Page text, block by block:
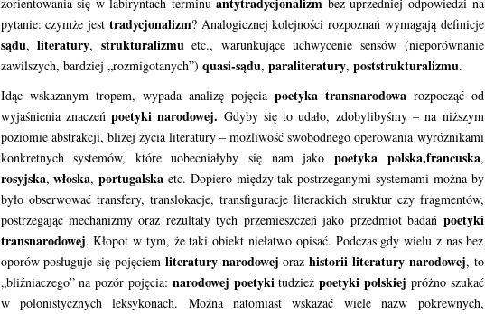
pytanie: czymże jest tradycjonalizm? Analogicznej kolejności rozpoznań wymagają definicje
sądu,literatury, strukturalizmuetc., warunkujące uchwycenie sensów (nieporównanie
zawilszych, bardziej „rozmigotanych”) quasi-sądu, paraliteratury, poststrukturalizmu.
Idąc wskazanym tropem, wypada analizę pojęcia poetyka transnarodowarozpocząć od
wyjaśnienia znaczeńpoetyki narodowej. Gdyby się to udało, zdobylibyśmy – na niższym
poziomie abstrakcji, bliżej życia literatury – możliwość swobodnego operowania wyróżnikami
konkretnych systemów, które uobecniałyby się nam jako poetyka polska,francuska,
rosyjska,włoska,portugalska etc. Dopiero między tak postrzeganymi systemami można by
było obserwować transfery, translokacje, transfiguracje literackich struktur czy fragmentów,
postrzegając mechanizmy oraz rezultaty tych przemieszczeń jako przedmiot badań poetyki
transnarodowej. Kłopot w tym, że taki obiekt niełatwo opisać. Podczas gdy wielu z nas bez
oporów posługuje się pojęciem literatury narodowej orazhistorii literatury narodowej, to
„bliźniaczego” na pozór pojęcia: narodowej poetykitudzieżpoetyki polskiej próżno szukać
w polonistycznych leksykonach. Można natomiast wskazać wiele nazw pokrewnych,